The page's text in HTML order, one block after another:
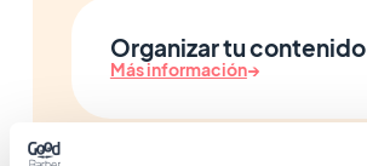
Organizar tu contenido
Más información→